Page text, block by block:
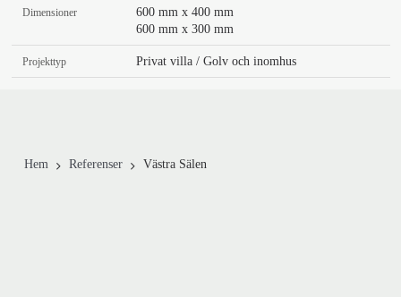
Dimensioner
600 mm x 400 mm
600 mm x 300 mm
Projekttyp Privat villa / Golv och inomhus
Hem Referenser Västra Sälen